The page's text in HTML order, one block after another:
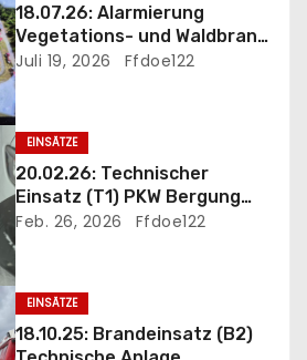
18.07.26: Alarmierung
Vegetations- und Waldbrand
B3 Föhrenwald
Juli 19, 2026 Ffdoe122
EINSÄTZE
20.02.26: Technischer
Einsatz (T1) PKW Bergung
und Eigehilfe wegen
Feb. 26, 2026 Ffdoe122
EINSÄTZE
18.10.25: Brandeinsatz (B2)